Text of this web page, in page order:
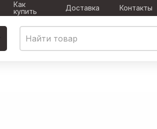
Как
купить
Доставка Контакты